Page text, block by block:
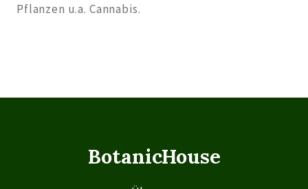
Pflanzen u.a. Cannabis.
BotanicHouse